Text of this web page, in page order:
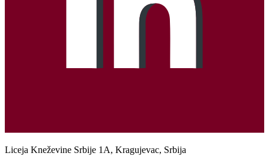
Liceja Kneževine Srbije 1A, Kragujevac, Srbija